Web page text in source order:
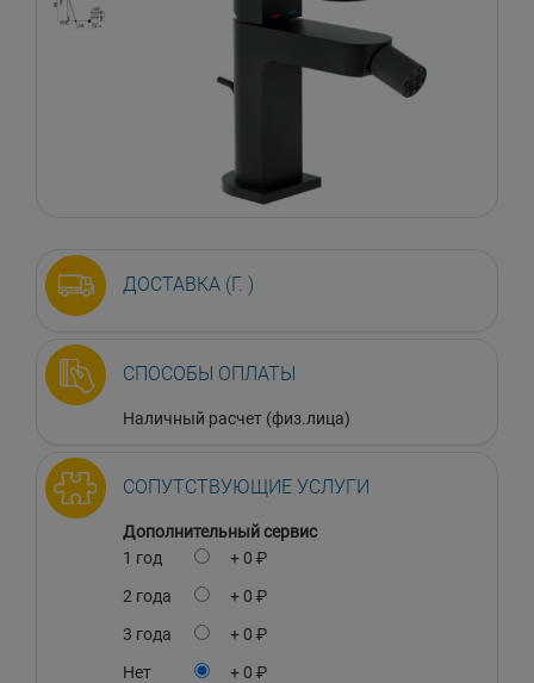
ДОСТАВКА (Г. )
СПОСОБЫ ОПЛАТЫ
Наличный расчет (физ.лица)
СОПУТСТВУЮЩИЕ УСЛУГИ
Дополнительный сервис
1 год
+ 0 ₽
2 года
+ 0 ₽
3 года
+ 0 ₽
Нет
+ 0 ₽